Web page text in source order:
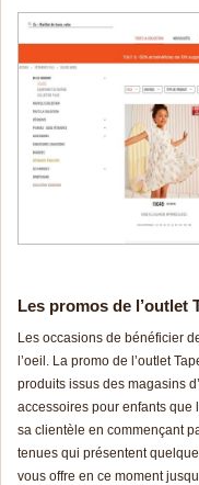
Les promos de l’outlet
Les occasions de bénéficier
l’oeil. La promo de l’outlet
produits issus des magasins
accessoires pour enfants que
sa clientèle en commençant
tenues qui présentent
vous offre en ce moment